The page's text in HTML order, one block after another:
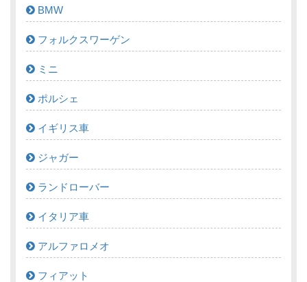
BMW
フォルクスワーゲン
ミニ
ポルシェ
イギリス車
ジャガー
ランドローバー
イタリア車
アルファロメオ
フィアット